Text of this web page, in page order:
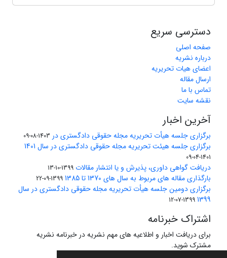
دسترسی سریع
صفحه اصلی
درباره نشریه
اعضای هیات تحریریه
ارسال مقاله
تماس با ما
نقشه سایت
آخرین اخبار
برگزاری جلسه هیأت تحریریه مجله حقوقی دادگستری در 1403-08-09
برگزاری جلسه هیئت تحریریه مجله حقوقی دادگستری در سال 1401
1401-04-09
دریافت گواهی داوری، پذیرش و یا انتشار مقالات 1399-10-13
بارگذاری مقاله های مربوط به سال های 1370 تا 1385 1399-09-22
برگزاری دومین جلسه هیأت تحریریه مجله حقوقی دادگستری در سال
1399
1399-07-12
اشتراک خبرنامه
برای دریافت اخبار و اطلاعیه های مهم نشریه در خبرنامه نشریه
مشترک شوید.